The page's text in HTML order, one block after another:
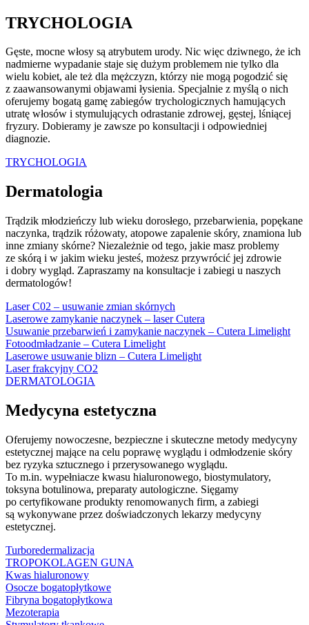
TRYCHOLOGIA
Gęste, mocne włosy są atrybutem urody. Nic więc dziwnego, że ich
nadmierne wypadanie staje się dużym problemem nie tylko dla
wielu kobiet, ale też dla mężczyzn, którzy nie mogą pogodzić się
z zaawansowanymi objawami łysienia. Specjalnie z myślą o nich
oferujemy bogatą gamę zabiegów trychologicznych hamujących
utratę włosów i stymulujących odrastanie zdrowej, gęstej, lśniącej
fryzury. Dobieramy je zawsze po konsultacji i odpowiedniej
diagnozie.
TRYCHOLOGIA
Dermatologia
Trądzik młodzieńczy lub wieku dorosłego, przebarwienia, popękane
naczynka, trądzik różowaty, atopowe zapalenie skóry, znamiona lub
inne zmiany skórne? Niezależnie od tego, jakie masz problemy
ze skórą i w jakim wieku jesteś, możesz przywrócić jej zdrowie
i dobry wygląd. Zapraszamy na konsultacje i zabiegi u naszych
dermatologów!
Laser C02 – usuwanie zmian skórnych
Laserowe zamykanie naczynek – laser Cutera
Usuwanie przebarwień i zamykanie naczynek – Cutera Limelight
Fotoodmładzanie – Cutera Limelight
Laserowe usuwanie blizn – Cutera Limelight
Laser frakcyjny CO2
DERMATOLOGIA
Medycyna estetyczna
Oferujemy nowoczesne, bezpieczne i skuteczne metody medycyny
estetycznej mające na celu poprawę wyglądu i odmłodzenie skóry
bez ryzyka sztucznego i przerysowanego wyglądu.
To m.in. wypełniacze kwasu hialuronowego, biostymulatory,
toksyna botulinowa, preparaty autologiczne. Sięgamy
po certyfikowane produkty renomowanych firm, a zabiegi
są wykonywane przez doświadczonych lekarzy medycyny
estetycznej.
Turboredermalizacja
TROPOKOLAGEN GUNA
Kwas hialuronowy
Osocze bogatopłytkowe
Fibryna bogatopłytkowa
Mezoterapia